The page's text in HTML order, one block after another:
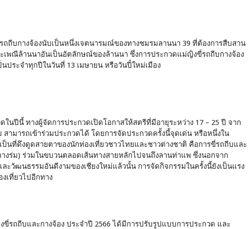
ถีบกางจ้องนับเป็นหนึ่งเจตนารมณ์ของทางชมรมลานนา 39 ที่ต้องการสืบสาน
เพณีล้านนาอันเป็นอัตลักษณ์ของล้านนา ซึ่งการประกวดแม่ญิงขี่รถถีบกางจ้อง
ประจำทุกปีในวันที่ 13 เมษายน หรือวันปี๋ใหม่เมือง
ในปีนี้ ทางผู้จัดการประกวดเปิดโอกาสให้สตรีที่มีอายุระหว่าง 17 – 25 ปี จาก
ามารถเข้าร่วมประกวดได้ โดยการจัดประกวดครั้งนี้จุดเด่น หรือหนึ่งใน
นที่ดึงดูดสายตาของนักท่องเที่ยวชาวไทยและชาวต่างชาติ คือการขี่รถถีบและ
งร่ม) ร่วมในขบวนตลอดเส้นทางสายหลักไปจนถึงลานท่าแพ ซึ่งนอกจาก
ละวัฒนธรรมอันดีงามของเชียงใหม่แล้วนั้น การจัดกิจกรรมในครั้งนี้ยังเป็นแรง
เที่ยวไปอีกทาง
รถถีบและกางจ้อง ประจำปี 2566 ได้มีการปรับรูปแบบการประกวด และ